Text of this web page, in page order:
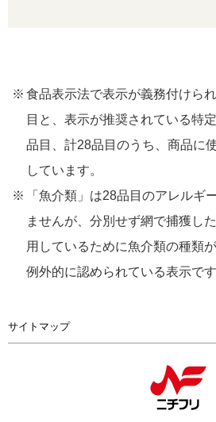
食品表示法で表示が義務付けら
目と、表示が推奨されている特
品目、計28品目のうち、商品に
しています。
「魚介類」は28品目のアレルギ
ませんが、分別せず網で捕獲し
用しているために魚介類の種類
例外的に認められている表示です
サイトマップ